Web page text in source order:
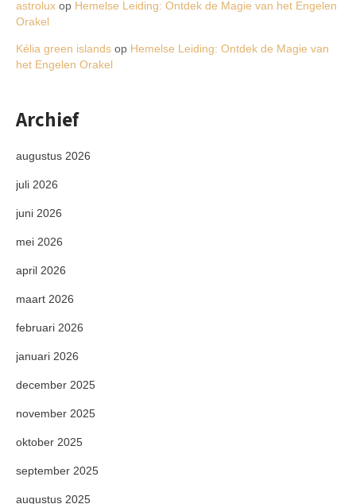
astrolux op Hemelse Leiding: Ontdek de Magie van het Engelen
Orakel
Kélia green islands op Hemelse Leiding: Ontdek de Magie van
het Engelen Orakel
Archief
augustus 2026
juli 2026
juni 2026
mei 2026
april 2026
maart 2026
februari 2026
januari 2026
december 2025
november 2025
oktober 2025
september 2025
augustus 2025